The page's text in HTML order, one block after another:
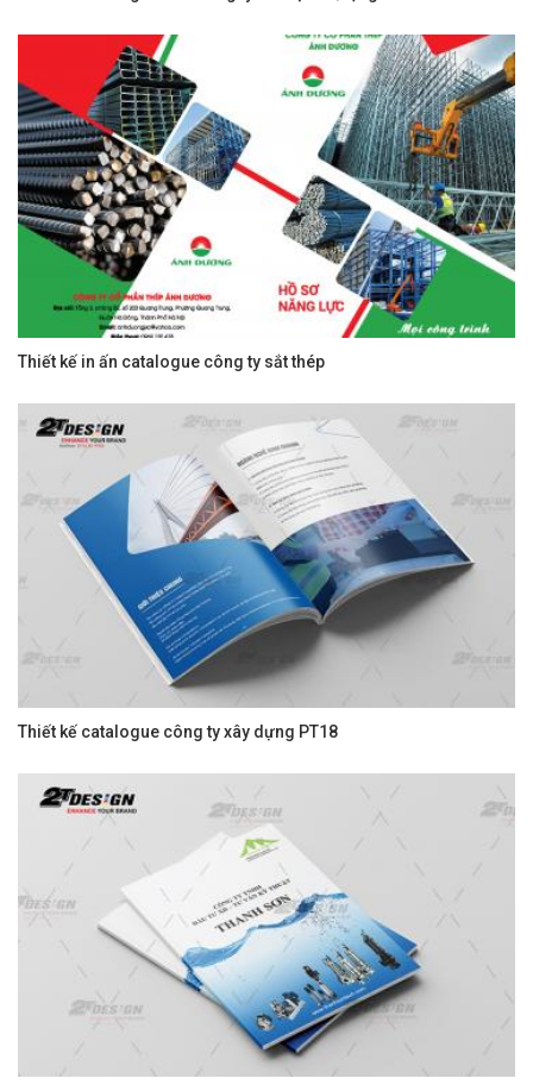
Thiết kế in ấn catalogue công ty sắt thép
Thiết kế catalogue công ty xây dựng PT18